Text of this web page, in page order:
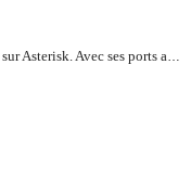
fournit toutes les caractéristiques fonctionnelles d'un IPPBX open source pour la maison et les petites entreprises.